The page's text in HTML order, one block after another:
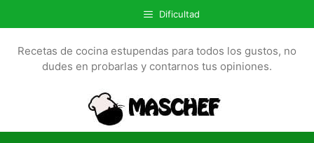
a
l
Dificultad
Recetas de cocina estupendas para todos los gustos, no
dudes en probarlas y contarnos tus opiniones.